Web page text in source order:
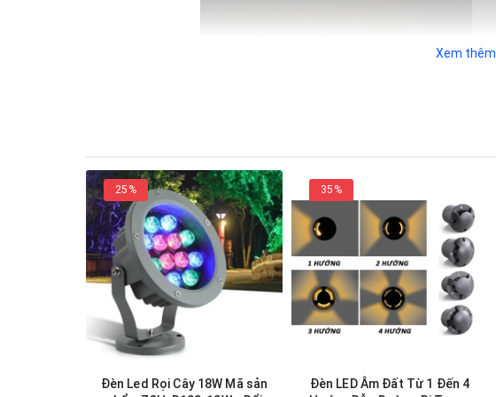
Xem thêm
25%
Đèn Led Rọi Cây 18W Mã sản
35%
Đèn LED Âm Đất Từ 1 Đến 4